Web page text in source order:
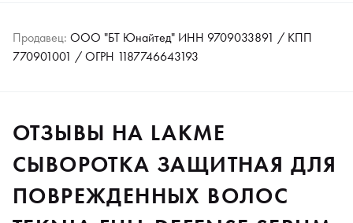
Продавец: ООО "БТ Юнайтед" ИНН 9709033891 / КПП
770901001 / ОГРН 1187746643193
ОТЗЫВЫ НА LAKME
СЫВОРОТКА ЗАЩИТНАЯ ДЛЯ
ПОВРЕЖДЕННЫХ ВОЛОС